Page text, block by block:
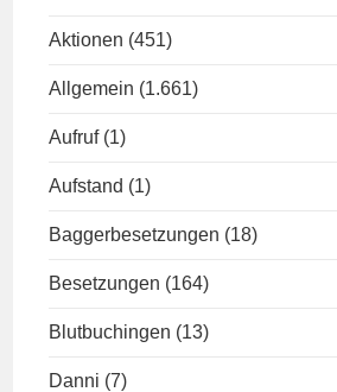
Aktionen (451)
Allgemein (1.661)
Aufruf (1)
Aufstand (1)
Baggerbesetzungen (18)
Besetzungen (164)
Blutbuchingen (13)
Danni (7)